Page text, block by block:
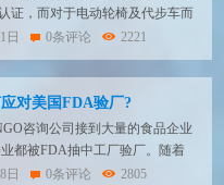
证，而对于电动轮椅及代步车而
打开广阔市场的 “金钥匙”。与此
系列标准作为衡量轮椅质量与安全
，其测试也至关重要。在这两大
展现出了无可比拟的专业
业信赖的合...
日 0条评论 2221
对美国FDA验厂?
咨询公司接到大量的食品企业
都被FDA抽中工厂验厂。随着
的关注，抽样验厂的频次加大，
日 0条评论 2805